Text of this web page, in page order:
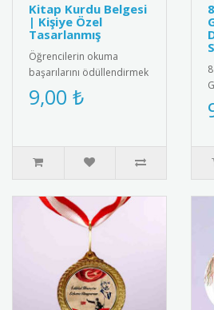
Kitap Kurdu Belgesi
| Kişiye Özel
Tasarlanmış
Öğrencilerin okuma
başarılarını ödüllendirmek
için özel tasarlanmış kitap
kurdu belgeleri. Kişiye öz..
9,00 ₺